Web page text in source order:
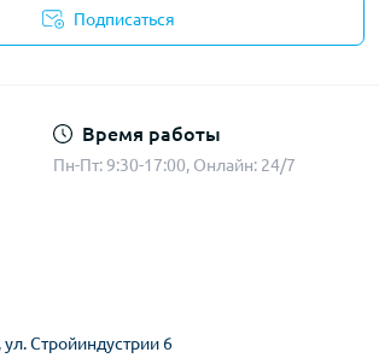
Подписаться
Время работы
Пн-Пт: 9:30-17:00, Онлайн: 24/7
Стройиндустрии 6